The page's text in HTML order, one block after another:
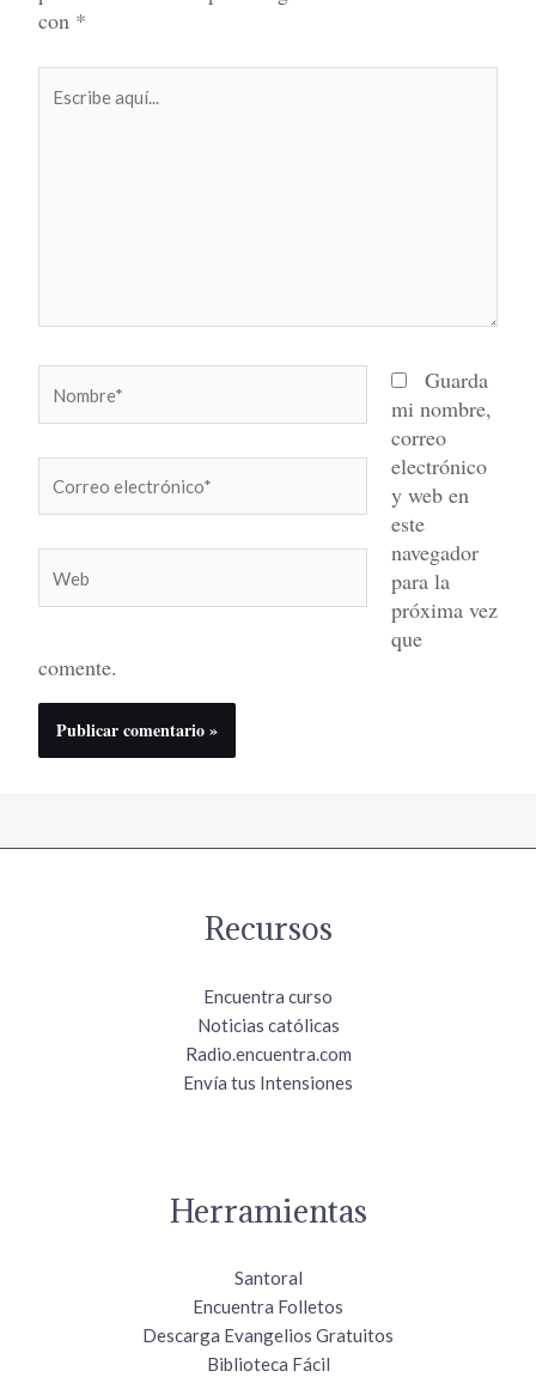
con *
aquí...
electrónico*
Guarda
mi nombre,
correo
electrónico
y web en
este
navegador
para la
próxima vez
que
comente.
Recursos
Encuentra curso
Noticias católicas
Radio.encuentra.com
Envía tus Intensiones
Herramientas
Santoral
Encuentra Folletos
Descarga Evangelios Gratuitos
Biblioteca Fácil